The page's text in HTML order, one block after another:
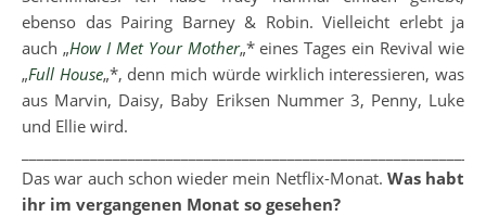
ebenso das Pairing Barney & Robin. Vielleicht erlebt ja
auch „How I Met Your Mother„* eines Tages ein Revival wie
„Full House„*, denn mich würde wirklich interessieren, was
aus Marvin, Daisy, Baby Eriksen Nummer 3, Penny, Luke
und Ellie wird.
Das war auch schon wieder mein Netflix-Monat. Was habt
ihr im vergangenen Monat so gesehen?